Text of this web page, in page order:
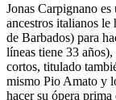
Jonas Carpignano
ancestros italianos le
de Barbados) para
líneas tiene 33
cortos, titulado
mismo Pio Amato y
hacer su ópera